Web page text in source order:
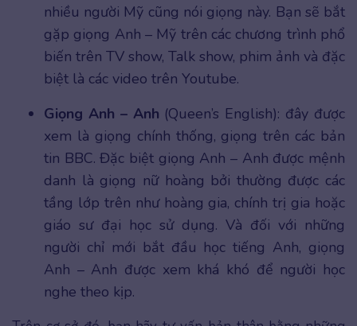
nhiều người Mỹ cũng nói giọng này. Bạn sẽ bắt
gặp giọng Anh – Mỹ trên các chương trình phổ
biến trên TV show, Talk show, phim ảnh và đặc
biệt là các video trên Youtube.
Giọng Anh – Anh (Queen’s English): đây được
xem là giọng chính thống, giọng trên các bản
tin BBC. Đặc biệt giọng Anh – Anh được mệnh
danh là giọng nữ hoàng bởi thường được các
tầng lớp trên như hoàng gia, chính trị gia hoặc
giáo sư đại học sử dụng. Và đối với những
người chỉ mới bắt đầu học tiếng Anh, giọng
Anh – Anh được xem khá khó để người học
nghe theo kịp.